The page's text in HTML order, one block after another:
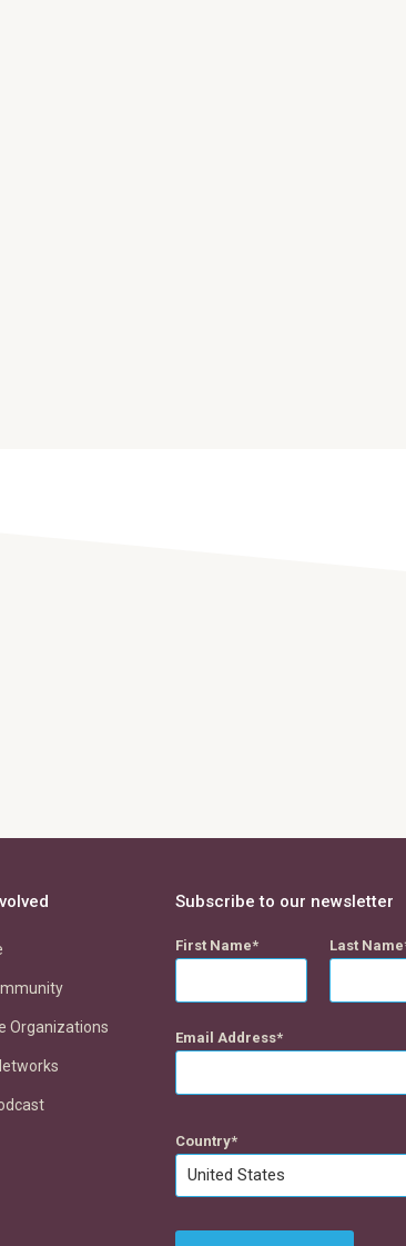
Organizations
Subscribe to our newsletter
First Name Last Name
Email Address
Country
United States